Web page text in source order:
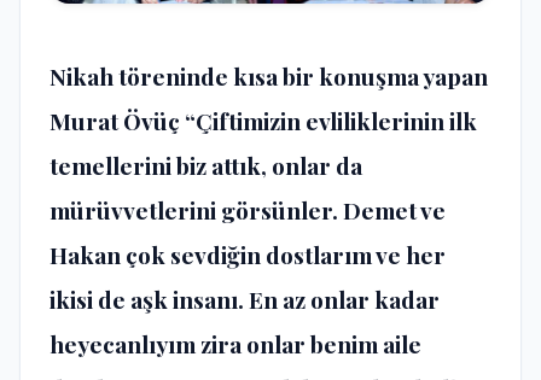
Nikah töreninde kısa bir konuşma yapan
Murat Övüç “Çiftimizin evliliklerinin ilk
temellerini biz attık, onlar da
mürüvvetlerini görsünler. Demet ve
Hakan çok sevdiğin dostlarım ve her
ikisi de aşk insanı. En az onlar kadar
heyecanlıyım zira onlar benim aile